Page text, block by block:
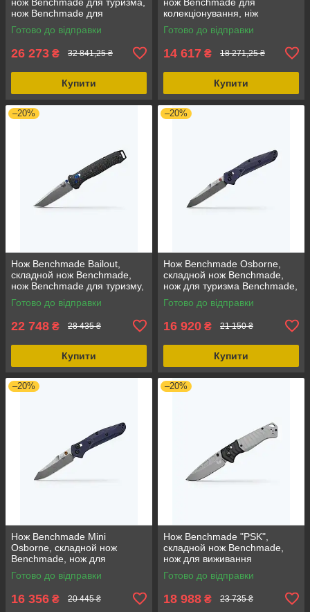
нож Benchmade для
выживания, з нержавіючої
сталі, з ручкою з G10
Готово до відправки
26 273 ₴ 32 841,25 ₴
Купити
колекціонування, ніж
Benchmade з якісної сталі, з
ергономічною ручкою
Готово до відправки
14 617 ₴ 18 271,25 ₴
Купити
–20%
Нож Benchmade Bailout,
складной нож Benchmade,
нож Benchmade для туризму,
нож Benchmade для
виживання, легкий та
Готово до відправки
22 748 ₴ 28 435 ₴
Купити
–20%
Нож Benchmade Osborne,
складной нож Benchmade,
нож для туризма Benchmade,
нож Benchmade для рибалки,
легкий и компактный
Готово до відправки
16 920 ₴ 21 150 ₴
Купити
–20%
Нож Benchmade Mini
Osborne, складной нож
Benchmade, нож для
повседневного використання,
з нержавіючої сталі
Готово до відправки
16 356 ₴ 20 445 ₴
–20%
Нож Benchmade "PSK",
складной нож Benchmade,
нож для виживання
Benchmade, туристичний ніж
Benchmade, з нержавіючої
Готово до відправки
18 988 ₴ 23 735 ₴